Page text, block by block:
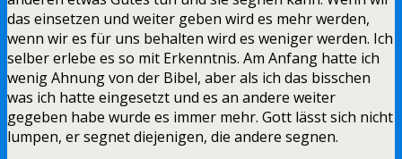
das einsetzen und weiter geben wird es mehr werden,
wenn wir es für uns behalten wird es weniger werden. Ich
selber erlebe es so mit Erkenntnis. Am Anfang hatte ich
wenig Ahnung von der Bibel, aber als ich das bisschen
was ich hatte eingesetzt und es an andere weiter
gegeben habe wurde es immer mehr. Gott lässt sich nicht
lumpen, er segnet diejenigen, die andere segnen.